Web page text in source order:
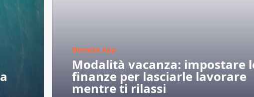
Beewise App
Modalità vacanza: impostare
finanze per lasciarle lavorare
mentre ti rilassi